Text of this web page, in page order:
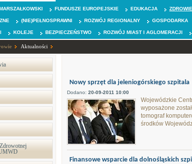
FUNDUSZE EUROPEJSKIE EDUKACJA ZDROWIE
(NIE)PEŁNOSPRAWNI ROZWÓJ REGIONALNY GOSPODARKA
KOLEJE BEZPIECZEŃSTWO ROZWÓJ MIAST I AGLOMERACJI
Aktualności
Nowy sprzęt dla jeleniogórskiego szpitala
Dodano: 20-09-2011 10:00
Wojewódzkie
wyposażone
tomograf
środków
Finansowe wsparcie dla dolnośląskich